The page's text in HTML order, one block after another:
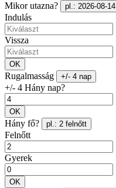
Mikor utazna? pl.: 2026-08-14
Indulás
Vissza
OK
Rugalmasság +/- 4 nap
+/- 4 Hány nap?
OK
Hány fő? pl.: 2 felnőtt
Felnőtt
Gyerek
OK